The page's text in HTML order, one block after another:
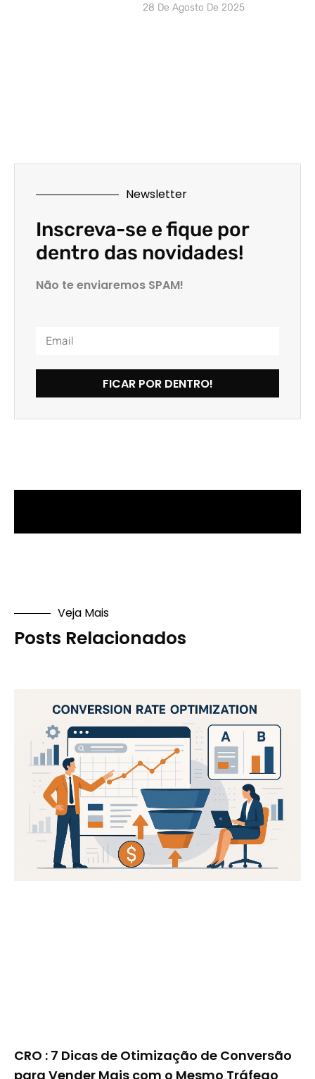
28 De Agosto De 2025
Newsletter
Inscreva-se e fique por
dentro das novidades!
Não te enviaremos SPAM!
FICAR POR DENTRO!
Veja Mais
Posts Relacionados
CRO : 7 Dicas de Otimização de Conversão
para Vender Mais com o Mesmo Tráfego